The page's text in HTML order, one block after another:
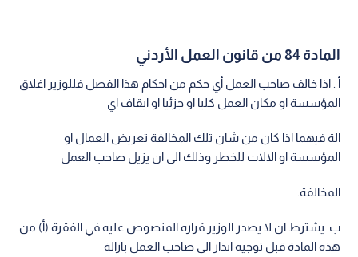
المادة 84 من قانون العمل الأردني
أ . اذا خالف صاحب العمل أي حكم من احكام هذا الفصل فللوزير اغلاق
المؤسسة او مكان العمل كليا او جزئيا او ايقاف اي
الة فيهما اذا كان من شان تلك المخالفة تعريض العمال او
المؤسسة او الالات للخطر وذلك الى ان يزيل صاحب العمل
المخالفة.
ب. يشترط ان لا يصدر الوزير قراره المنصوص عليه في الفقرة (أ) من
هذه المادة قبل توجيه انذار الى صاحب العمل بازالة